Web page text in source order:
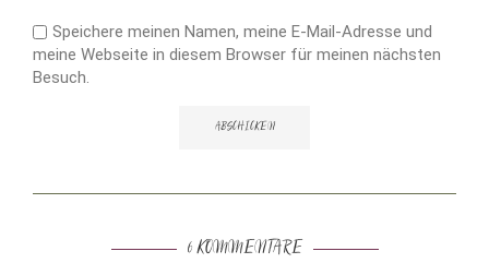
Speichere meinen Namen, meine E-Mail-Adresse und
meine Webseite in diesem Browser für meinen nächsten
Besuch.
6 KOMMENTARE